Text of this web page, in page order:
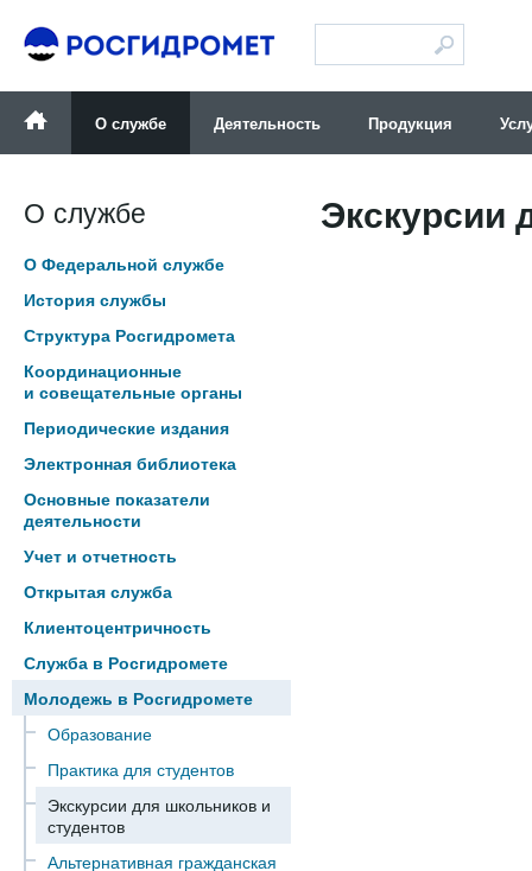
О службе Деятельность Продукция
О службе
О Федеральной службе
История службы
Структура Росгидромета
Координационные
и совещательные органы
Периодические издания
Электронная библиотека
Основные показатели
деятельности
Учет и отчетность
Открытая служба
Клиентоцентричность
Служба в Росгидромете
Молодежь в Росгидромете
Образование
Практика для студентов
Экскурсии для школьников и
студентов
Альтернативная гражданская
Экскурсии